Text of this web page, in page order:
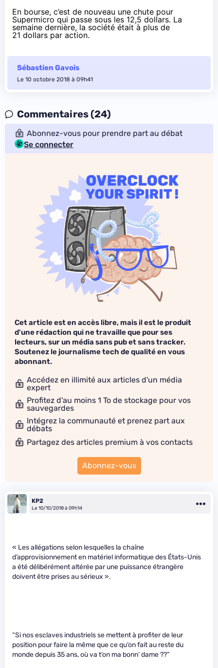
En bourse, c’est de nouveau une chute pour
Supermicro qui passe sous les 12,5 dollars. La
semaine dernière, la société était à plus de
21 dollars par action.
Sébastien Gavois
Le 10 octobre 2018 à 09h41
Commentaires (24)
Abonnez-vous pour prendre part au débat
Se connecter
Cet article est en accès libre, mais il est le produit
d'une rédaction qui ne travaille que pour ses
lecteurs, sur un média sans pub et sans tracker.
Soutenez le journalisme tech de qualité en vous
abonnant.
Accédez en illimité aux articles d'un média
expert
Profitez d'au moins 1 To de stockage pour vos
sauvegardes
Intégrez la communauté et prenez part aux
débats
Partagez des articles premium à vos contacts
Abonnez-vous
KP2
Le 10/10/2018 à 09h14
« Les allégations selon lesquelles la chaîne
d’approvisionnement en matériel informatique des États-Unis
a été délibérément altérée par une puissance étrangère
doivent être prises au sérieux ».
“Si nos esclaves industriels se mettent à profiter de leur
position pour faire la même que ce qu’on fait au reste du
monde depuis 35 ans, où va t’on ma bonn’ dame ??”